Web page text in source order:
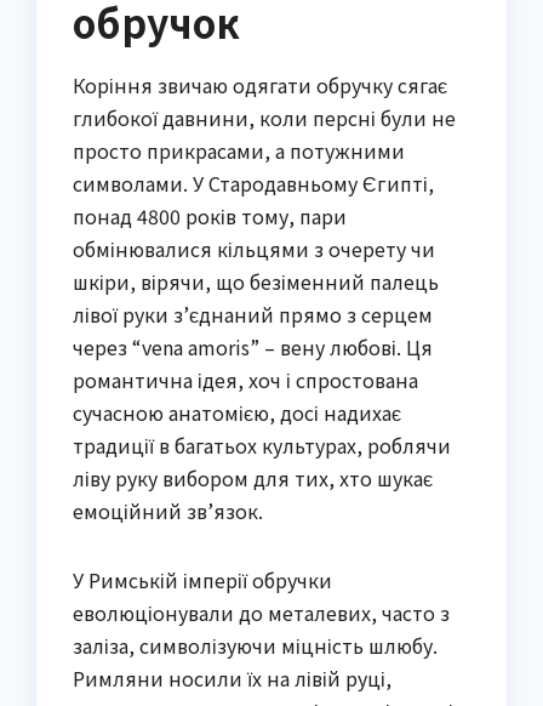
обручок
Коріння звичаю одягати обручку сягає
глибокої давнини, коли персні були не
просто прикрасами, а потужними
символами. У Стародавньому Єгипті,
понад 4800 років тому, пари
обмінювалися кільцями з очерету чи
шкіри, вірячи, що безіменний палець
лівої руки з’єднаний прямо з серцем
через “vena amoris” – вену любові. Ця
романтична ідея, хоч і спростована
сучасною анатомією, досі надихає
традиції в багатьох культурах, роблячи
ліву руку вибором для тих, хто шукає
емоційний зв’язок.
У Римській імперії обручки
еволюціонували до металевих, часто з
заліза, символізуючи міцність шлюбу.
Римляни носили їх на лівій руці,